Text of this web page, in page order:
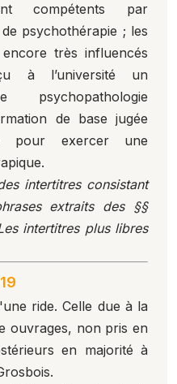
compétents par
psychothérapie ; les
très influencés
à l’université un
psychopathologie
de base jugée
pour exercer une
intertitres consistant
extraits des §§
intertitres plus libres
ride. Celle due à la
ouvrages, non pris en
en majorité à